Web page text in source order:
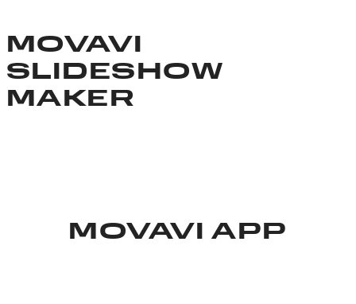
MOVAVI
SLIDESHOW
MAKER
MOVAVI APP